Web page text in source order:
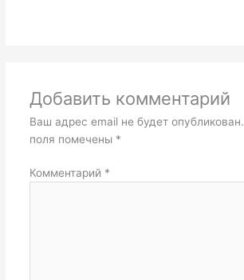
Добавить комментарий
Ваш адрес email не будет опубликован.
поля помечены *
Комментарий *